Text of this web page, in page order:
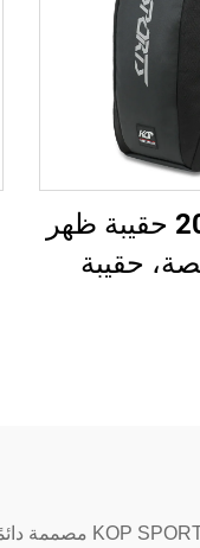
كوبباغس 2024 حقيبة ظهر
حقيبة